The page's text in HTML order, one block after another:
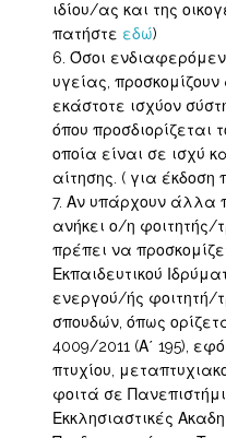
ιδίου/ας και της
πατήστε εδώ)
Όσοι
υγείας,
εκάστοτε ισχύον
όπου προσδιορίζεται
οποία είναι σε ισχύ
αίτησης. ( για έκδοση
Αν υπάρχουν άλλα
ανήκει ο/η φοιτητής/
πρέπει να
Εκπαιδευτικού
ενεργού/ής φοιτητή/
σπουδών, όπως
4009/2011 (Α΄ 195),
πτυχίου,
φοιτά σε
Εκκλησιαστικές